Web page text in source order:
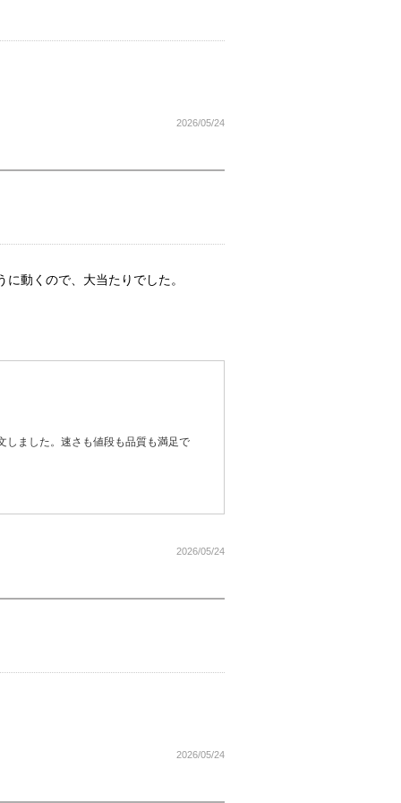
2026/05/24
動くので、大当たりでした。
ました。速さも値段も品質も満足で
2026/05/24
2026/05/24